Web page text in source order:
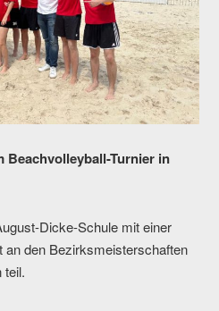
Beachvolleyball-Turnier in
Dicke-Schule mit einer
an den Bezirksmeisterschaften
teil.